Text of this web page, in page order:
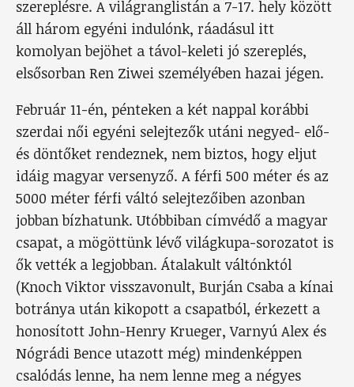
szereplésre. A világranglistán a 7-17. hely között
áll három egyéni indulónk, ráadásul itt
komolyan bejöhet a távol-keleti jó szereplés,
elsősorban Ren Ziwei személyében hazai jégen.
Február 11-én, pénteken a két nappal korábbi
szerdai női egyéni selejtezők utáni negyed- elő-
és döntőket rendeznek, nem biztos, hogy eljut
idáig magyar versenyző. A férfi 500 méter és az
5000 méter férfi váltó selejtezőiben azonban
jobban bízhatunk. Utóbbiban címvédő a magyar
csapat, a mögöttünk lévő világkupa-sorozatot is
ők vették a legjobban. Átalakult váltónktól
(Knoch Viktor visszavonult, Burján Csaba a kínai
botránya után kikopott a csapatból, érkezett a
honosított John-Henry Krueger, Varnyú Alex és
Nógrádi Bence utazott még) mindenképpen
csalódás lenne, ha nem lenne meg a négyes